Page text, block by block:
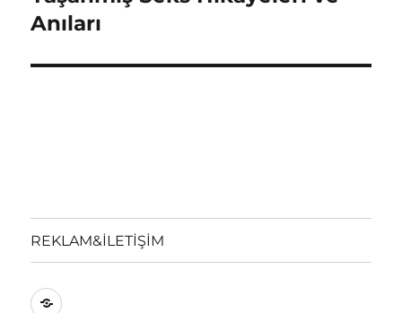
Anıları
REKLAM&İLETİŞİM
REKLAM&İLETİŞİM